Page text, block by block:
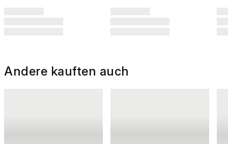
Andere kauften auch